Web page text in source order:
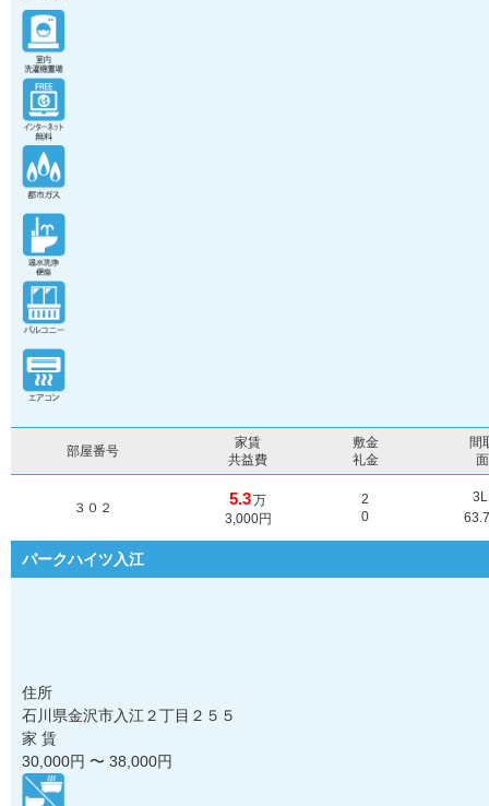
部屋番号
家賃
共益費
敷金
礼金
間
３０２ 5.3万
3,000円
2
0
パークハイツ入江
住所
石川県金沢市入江２丁目２５５
家 賃
30,000円 〜 38,000円